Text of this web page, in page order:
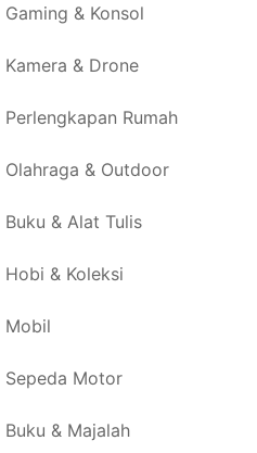
Gaming & Konsol
Kamera & Drone
Perlengkapan Rumah
Olahraga & Outdoor
Buku & Alat Tulis
Hobi & Koleksi
Mobil
Sepeda Motor
Buku & Majalah